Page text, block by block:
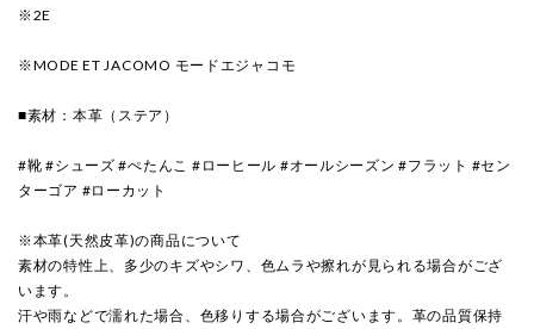
※2E
※MODE ET JACOMO モードエジャコモ
■素材：本革（ステア）
#靴 #シューズ #ぺたんこ #ローヒール #オールシーズン #フラット #セン
ターゴア #ローカット
※本革(天然皮革)の商品について
素材の特性上、多少のキズやシワ、色ムラや擦れが見られる場合がござ
います。
汗や雨などで濡れた場合、色移りする場合がございます。革の品質保持